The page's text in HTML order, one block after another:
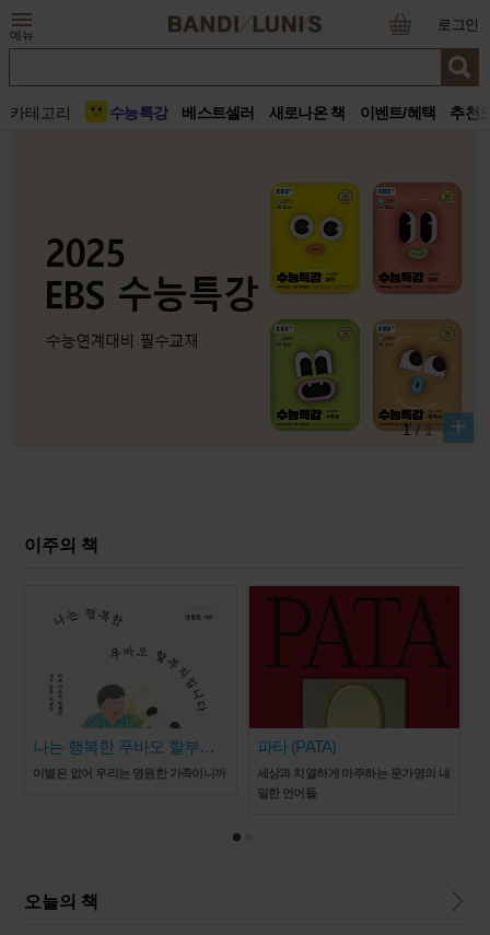
메뉴
로그인
카테고리 수능특강 베스트셀러 새로나온 책 이벤트/혜택 추천
1/1 +
이주의 책
나는 행복한 푸바오 할부지
입니다
이별은 없어 우리는 영원한 가족이니까
파타 (PATA)
세상과 치열하게 마주하는 문가영의 내
밀한 언어들
오늘의 책